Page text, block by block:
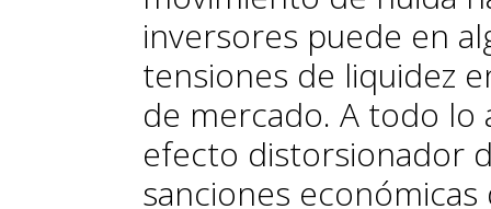
inversores puede en
tensiones de liquidez
de mercado. A todo
efecto distorsionador
sanciones